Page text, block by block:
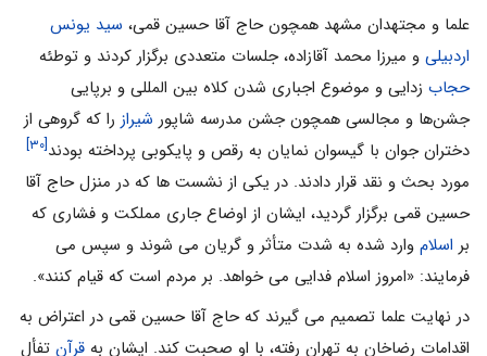
علما و مجتهدان مشهد همچون حاج آقا حسین قمی، سید یونس
اردبیلی و میرزا محمد آقازاده، جلسات متعددی برگزار کردند و توطئه
حجاب زدایی و موضوع اجباری شدن کلاه بین المللی و برپایی
جشن‌ها و مجالسی همچون جشن مدرسه شاپور شیراز را که گروهی از
دختران جوان با گیسوان نمایان به رقص و پایکوبی پرداخته بودند[۳۰]
مورد بحث و نقد قرار دادند. در یکی از نشست ها که در منزل حاج‌ آقا
حسین قمی برگزار گردید، ایشان از اوضاع جاری مملکت و فشاری که
بر اسلام وارد شده به شدت متأثر و گریان می شوند و سپس می
فرمایند: «امروز اسلام فدایی می خواهد. بر مردم است که قیام کنند».
در نهایت علما تصمیم می گیرند که حاج آقا حسین قمی در اعتراض به
اقدامات رضاخان به تهران رفته، با او صحبت کند. ایشان به قرآن تفأل